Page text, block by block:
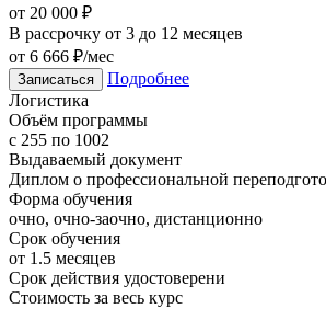
от 20 000 ₽
В рассрочку от 3 до 12 месяцев
от 6 666 ₽/мес
Записаться
Подробнее
Логистика
Объём программы
с 255 по 1002
Выдаваемый документ
Диплом о профессиональной
Форма обучения
очно, очно-заочно, дистанционно
Срок обучения
от 1.5 месяцев
Срок действия удостоверени
Стоимость за весь курс